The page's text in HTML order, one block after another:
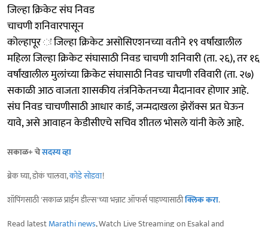
जिल्हा क्रिकेट संघ निवड
चाचणी शनिवारपासून
कोल्हापूर ः जिल्हा क्रिकेट असोसिएशनच्या वतीने १९ वर्षांखालील
महिला जिल्हा क्रिकेट संघासाठी निवड चाचणी शनिवारी (ता. २६), तर १६
वर्षांखालील मुलांच्या क्रिकेट संघासाठी निवड चाचणी रविवारी (ता. २७)
सकाळी आठ वाजता शासकीय तंत्रनिकेतनच्या मैदानावर होणार आहे.
संघ निवड चाचणीसाठी आधार कार्ड, जन्मदाखला झेरॉक्स प्रत घेऊन
यावे, असे आवाहन केडीसीएचे सचिव शीतल भोसले यांनी केले आहे.
सकाळ+ चेसदस्य व्हा
ब्रेक घ्या, डोकं चालवा,कोडे सोडवा!
शॉपिंगसाठी 'सकाळ प्राईम डील्स'च्या भन्नाट ऑफर्स पाहण्यासाठीक्लिक करा.
Read latestMarathi news, Watch Live Streaming on Esakal and